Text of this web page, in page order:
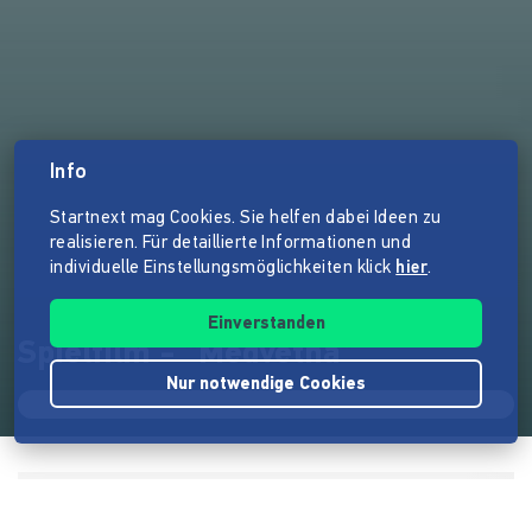
Spielfilm - "Medvetna"
Info
Startnext mag Cookies. Sie helfen dabei Ideen zu
realisieren. Für detaillierte Informationen und
individuelle Einstellungsmöglichkeiten klick hier.
Einverstanden
Nur notwendige Cookies